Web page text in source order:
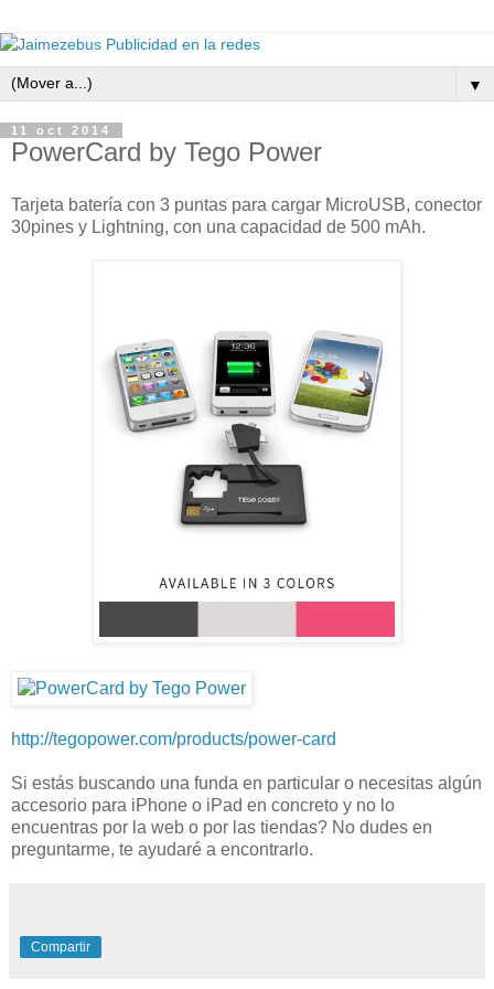
▼
11 oct 2014
PowerCard by Tego Power
Tarjeta batería con 3 puntas para cargar MicroUSB, conector
30pines y Lightning, con una capacidad de 500 mAh.
http://tegopower.com/products/power-card
Si estás buscando una funda en particular o necesitas algún
accesorio para iPhone o iPad en concreto y no lo
encuentras por la web o por las tiendas? No dudes en
preguntarme, te ayudaré a encontrarlo.
Compartir